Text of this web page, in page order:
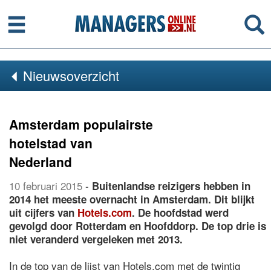
Menu
Nieuwsoverzicht
Amsterdam populairste
hotelstad van
Nederland
10 februari 2015 - Buitenlandse reizigers hebben in
2014 het meeste overnacht in Amsterdam. Dit blijkt
uit cijfers van Hotels.com. De hoofdstad werd
gevolgd door Rotterdam en Hoofddorp. De top drie is
niet veranderd vergeleken met 2013.
In de top van de lijst van Hotels.com met de twintig